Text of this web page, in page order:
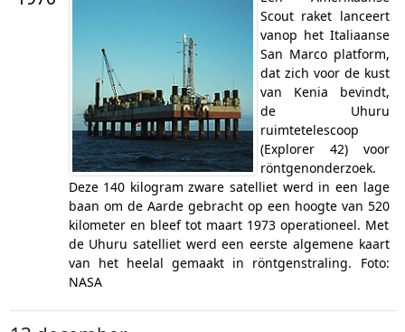
Scout raket lanceert
vanop het Italiaanse
San Marco platform,
dat zich voor de kust
van Kenia bevindt,
de Uhuru
ruimtetelescoop
(Explorer 42) voor
röntgenonderzoek.
Deze 140 kilogram zware satelliet werd in een lage
baan om de Aarde gebracht op een hoogte van 520
kilometer en bleef tot maart 1973 operationeel. Met
de Uhuru satelliet werd een eerste algemene kaart
van het heelal gemaakt in röntgenstraling. Foto:
NASA